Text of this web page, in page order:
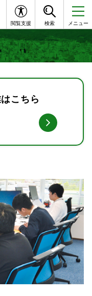
閲覧支援 検索 メニュー
こちら